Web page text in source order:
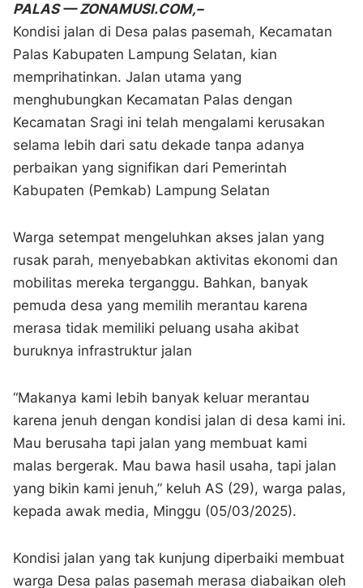
PALAS — ZONAMUSI.COM,–
Kondisi jalan di Desa palas pasemah, Kecamatan
Palas Kabupaten Lampung Selatan, kian
memprihatinkan. Jalan utama yang
menghubungkan Kecamatan Palas dengan
Kecamatan Sragi ini telah mengalami kerusakan
selama lebih dari satu dekade tanpa adanya
perbaikan yang signifikan dari Pemerintah
Kabupaten (Pemkab) Lampung Selatan
Warga setempat mengeluhkan akses jalan yang
rusak parah, menyebabkan aktivitas ekonomi dan
mobilitas mereka terganggu. Bahkan, banyak
pemuda desa yang memilih merantau karena
merasa tidak memiliki peluang usaha akibat
buruknya infrastruktur jalan
“Makanya kami lebih banyak keluar merantau
karena jenuh dengan kondisi jalan di desa kami ini.
Mau berusaha tapi jalan yang membuat kami
malas bergerak. Mau bawa hasil usaha, tapi jalan
yang bikin kami jenuh,” keluh AS (29), warga palas,
kepada awak media, Minggu (05/03/2025).
Kondisi jalan yang tak kunjung diperbaiki membuat
warga Desa palas pasemah merasa diabaikan oleh